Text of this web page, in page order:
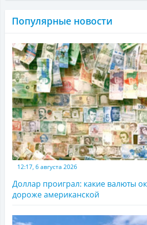
Популярные новости
12:17, 6 августа 2026
Доллар проиграл: какие валюты
дороже американской